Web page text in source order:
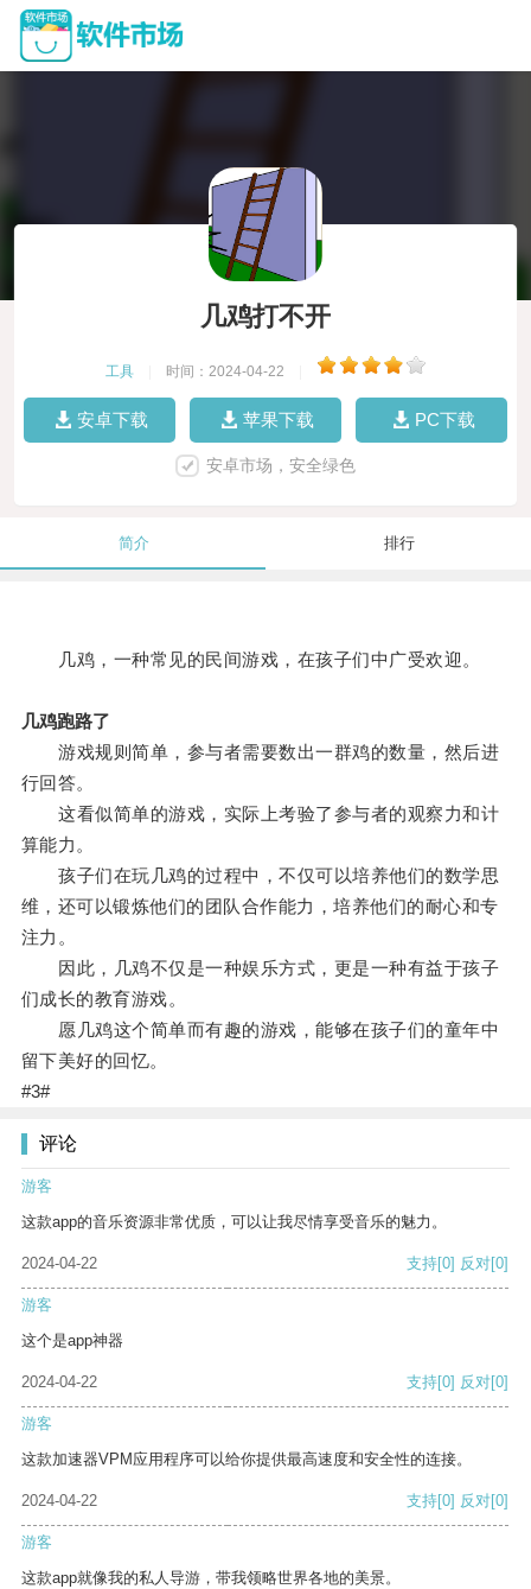
几鸡打不开
工具 时间：2024-04-22
安卓下载 苹果下载 PC下载
安卓市场，安全绿色
简介 排行
几鸡，一种常见的民间游戏，在孩子们中广受欢迎。
几鸡跑路了
游戏规则简单，参与者需要数出一群鸡的数量，然后进
行回答。
这看似简单的游戏，实际上考验了参与者的观察力和计
算能力。
孩子们在玩几鸡的过程中，不仅可以培养他们的数学思
维，还可以锻炼他们的团队合作能力，培养他们的耐心和专
注力。
因此，几鸡不仅是一种娱乐方式，更是一种有益于孩子
们成长的教育游戏。
愿几鸡这个简单而有趣的游戏，能够在孩子们的童年中
留下美好的回忆。
#3#
评论
游客
这款app的音乐资源非常优质，可以让我尽情享受音乐的魅力。
2024-04-22 支持[0] 反对[0]
游客
这个是app神器
2024-04-22 支持[0] 反对[0]
游客
这款加速器VPM应用程序可以给你提供最高速度和安全性的连接。
2024-04-22 支持[0] 反对[0]
游客
这款app就像我的私人导游，带我领略世界各地的美景。